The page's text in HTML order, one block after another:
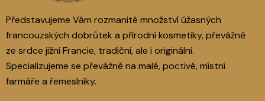
Představujeme Vám rozmanité množství úžasných
francouzských dobrůtek a přírodní kosmetiky, převážně
ze srdce jižní Francie, tradiční, ale i originální.
Specializujeme se převážně na malé, poctivé, místní
farmáře a řemeslníky.